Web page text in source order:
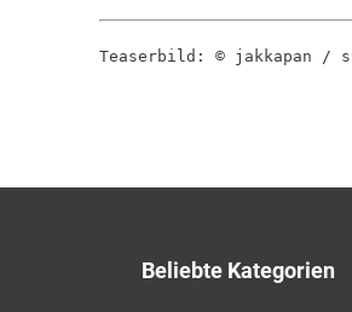
Teaserbild: © jakkapan /
Beliebte Kategorien